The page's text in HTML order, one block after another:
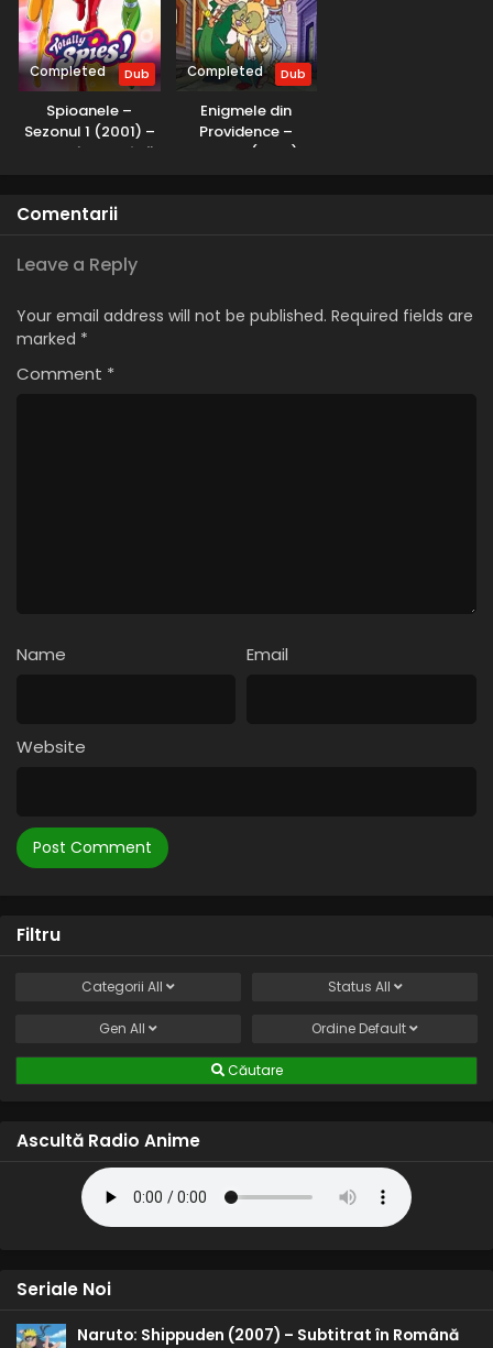
Completed Dub
Spioanele –
Sezonul 1 (2001) –
Dublat în Română
Completed Dub
Enigmele din
Providence –
Sezonul 1 (2001) –
Comentarii
Leave a Reply
Your email address will not be published. Required fields are
marked *
Comment *
Name Email
Website
Filtru
Categorii All Status All
Gen All Ordine Default
Căutare
Ascultă Radio Anime
Seriale Noi
Naruto: Shippuden (2007) – Subtitrat în Română